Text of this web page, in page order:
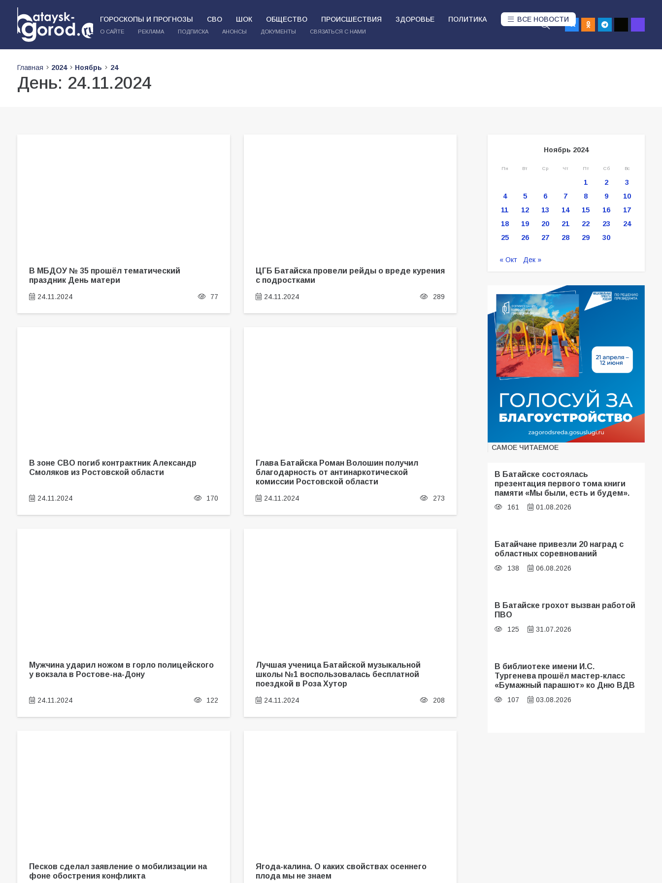
ГОРОСКОПЫ И ПРОГНОЗЫ СВО ШОК ОБЩЕСТВО ПРОИСШЕСТВИЯ ЗДОРОВЬЕ ПОЛИТИКА ВСЕ НОВОСТИ
О САЙТЕ РЕКЛАМА ПОДПИСКА АНОНСЫ ДОКУМЕНТЫ СВЯЗАТЬСЯ С НАМИ
Главная 2024 Ноябрь 24
День: 24.11.2024
В МБДОУ № 35 прошёл тематический
праздник День матери
24.11.2024 77
ЦГБ Батайска провели рейды о вреде курения
с подростками
24.11.2024 289
В зоне СВО погиб контрактник Александр
Смоляков из Ростовской области
24.11.2024 170
Глава Батайска Роман Волошин получил
благодарность от антинаркотической
комиссии Ростовской области
24.11.2024 273
Мужчина ударил ножом в горло полицейского
у вокзала в Ростове-на-Дону
24.11.2024 122
Лучшая ученица Батайской музыкальной
школы №1 воспользовалась бесплатной
поездкой в Роза Хутор
24.11.2024 208
Песков сделал заявление о мобилизации на
фоне обострения конфликта
Ягода-калина. О каких свойствах осеннего
плода мы не знаем
Ноябрь 2024
Пн Вт Ср Чт Пт Сб Вс
1 2
3
4
5 6 7 8 9
10
11
12 13 14 15 16
17
18
19 20 21 22 23
24
25
26 27 28 29 30
« Окт Дек »
САМОЕ ЧИТАЕМОЕ
В Батайске состоялась
презентация первого тома книги
памяти «Мы были, есть и будем».
161 01.08.2026
Батайчане привезли 20 наград с
областных соревнований
138 06.08.2026
В Батайске грохот вызван работой
ПВО
125 31.07.2026
В библиотеке имени И.С.
Тургенева прошёл мастер-класс
«Бумажный парашют» ко Дню ВДВ
107 03.08.2026